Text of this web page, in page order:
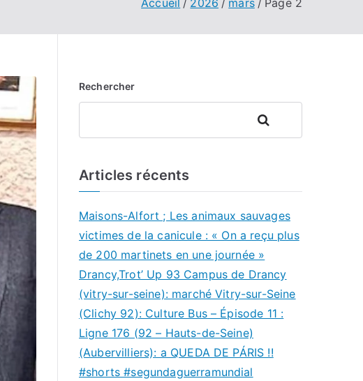
Rechercher
Rechercher
Articles récents
Maisons-Alfort ; Les animaux sauvages
victimes de la canicule : « On a reçu plus
de 200 martinets en une journée »
Drancy,Trot’ Up 93 Campus de Drancy
(vitry-sur-seine): marché Vitry-sur-Seine
(Clichy 92): Culture Bus – Épisode 11 :
Ligne 176 (92 – Hauts-de-Seine)
(Aubervilliers): a QUEDA DE PÁRIS !!
#shorts #segundaguerramundial